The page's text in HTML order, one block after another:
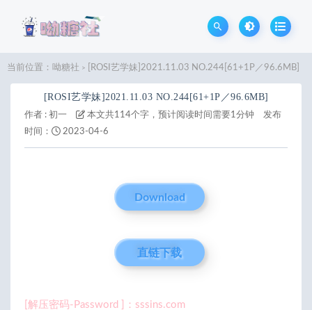
当前位置： 呦糖社 > [ROSI艺学妹]2021.11.03 NO.244[61+1P／96.6MB]
[ROSI艺学妹]2021.11.03 NO.244[61+1P／96.6MB]
作者 : 初一 本文共114个字，预计阅读时间需要1分钟
发布
时间：
2023-04-6
Download
直链下载
[解压密码-Password ]：sssins.com